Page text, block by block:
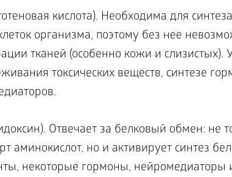
кислота). Необходима для
организма, поэтому без нее
тканей (особенно кожи и слизистых).
токсических веществ, синтезе
Отвечает за белковый обмен: не
аминокислот, но и активирует синтез
некоторые гормоны, нейромедиаторы